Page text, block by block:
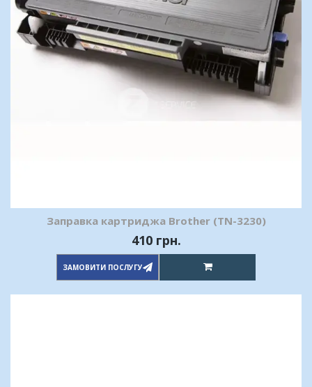
Заправка картриджа Brother (TN-3230)
410 грн.
ЗАМОВИТИ ПОСЛУГУ